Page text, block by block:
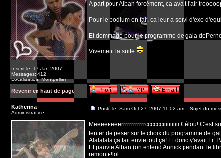
Inscrit le: 17 Jan 2007
Messages: 412
Localisation: Montpellier
A part pour Alban forcément, ca avait l'air
Pour le podium en fait, ca leur a servi d'exo
Et dommage pour le programme de gala
Vivement la suite
Revenir en haut de page
Katherina
Administratrice
Posté le: Sam Oct 27, 2007 11:02 am Sujet du
Meeeeeeeerrrrrrrrrrrrcccccciiiiiiiiiii Célou! C'est
tenter de peser sur le choix du programme de
Alalalala ça fait envie tout ça! Et donc y'avait Fr
Et pauvre Alban (on entend Annick pendant le
remonte!lol